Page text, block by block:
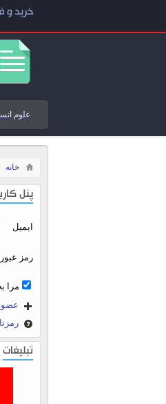
خرید و
علوم
خانه
پنل
ایمیل
رمز عبور
مرا
تبلیغات